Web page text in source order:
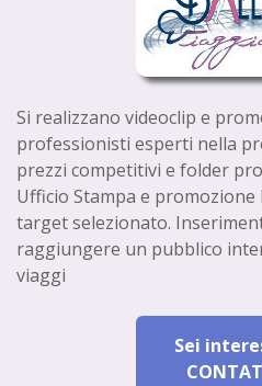
Si realizzano videoclip e
professionisti esperti nella
prezzi competitivi e folder
Ufficio Stampa e
target selezionato.
raggiungere un pubblico
viaggi
Sei